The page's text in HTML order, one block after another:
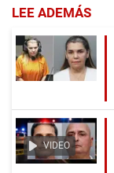
LEE ADEMÁS
VIDEO